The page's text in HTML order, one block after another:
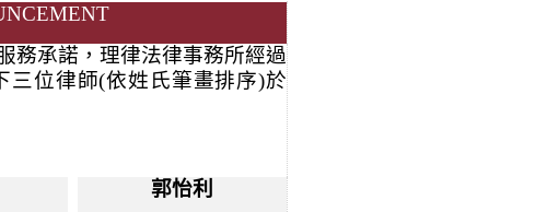
務承諾，理律法律事務所經過
三位律師(依姓氏筆畫排序)於
郭怡利